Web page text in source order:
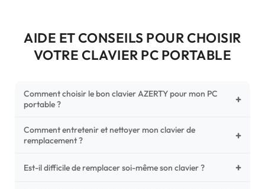
AIDE ET CONSEILS POUR CHOISIR
VOTRE CLAVIER PC PORTABLE
Comment choisir le bon clavier AZERTY pour mon PC
portable ?
+
Pour ne pas vous tromper, vérifiez trois points critiques sur
votre clavier d'origine : la disposition (AZERTY Français), la
photos HD) et l'emplacement des fixations (vis ou clips) au
Comment entretenir et nettoyer mon clavier de
remplacement ?
+
Un entretien régulier prolonge la vie de vos touches.
Est-il difficile de remplacer soi-même son clavier ? +